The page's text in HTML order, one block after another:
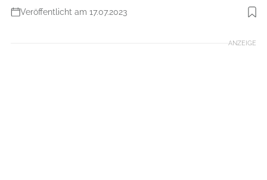
Veröffentlicht am 17.07.2023
Foto: Canyon
ANZEIGE